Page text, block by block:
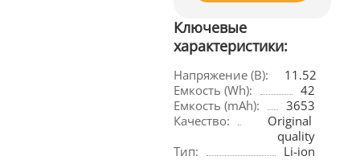
Ключевые
характеристики:
Напряжение (В):
11.52
Емкость (Wh):
42
Емкость (mAh):
3653
Качество:
Original
quality
Тип:
Li-ion